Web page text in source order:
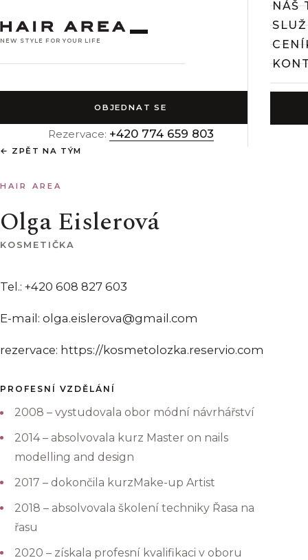
NEW STYLE FOR YOUR LIFE
NÁŠ
OBJEDNAT SE
Rezervace: +420 774 659 803
← ZPĚT NA TÝM
HAIR AREA
Olga Eislerová
KOSMETIČKA
Tel.: +420 608 827 603
E-mail: olga.eislerova@gmail.com
rezervace: https://kosmetolozka.reservio.com
PROFESNÍ VZDĚLÁNÍ
2008 – vystudovala obor módní návrhářství
2014 – absolvovala kurz Master on nails
modelling and design
2017 – dokončila kurzMake-up Artist
2018 – absolvovala školení techniky Řasa na
řasu
2020 – získala profesní kvalifikaci v oboru